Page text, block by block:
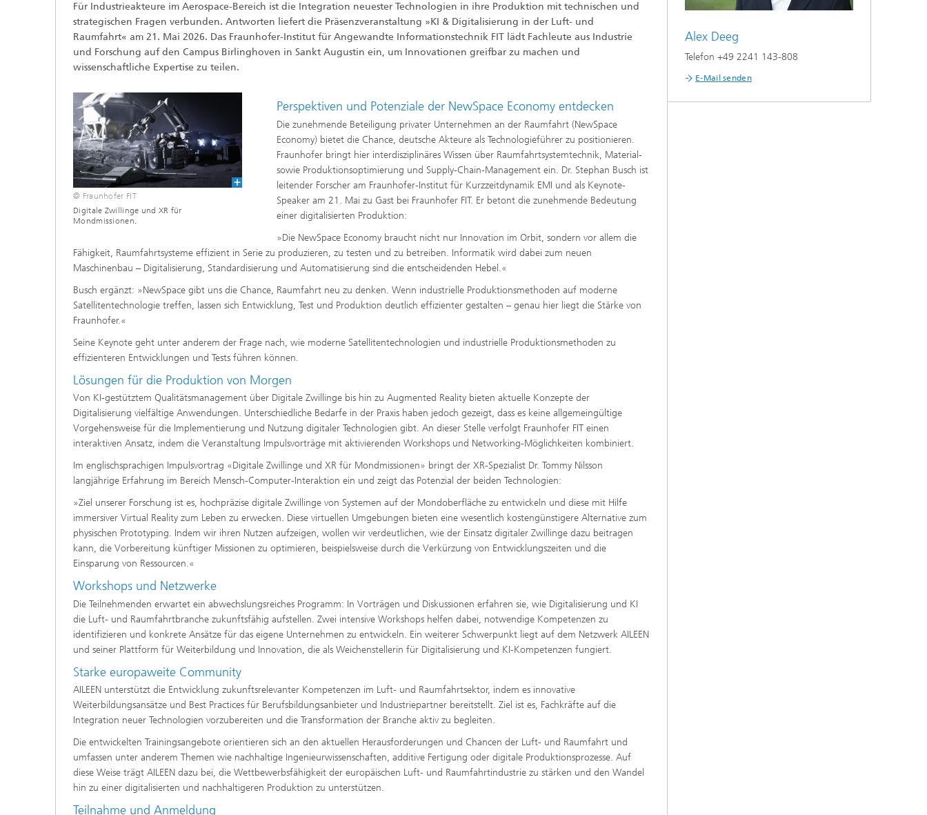
Für Industrieakteure im Aerospace-Bereich ist die Integration neuester Technologien in ihre Produktion mit technischen und
strategischen Fragen verbunden. Antworten liefert die Präsenzveranstaltung »KI & Digitalisierung in der Luft- und
Raumfahrt« am 21. Mai 2026. Das Fraunhofer-Institut für Angewandte Informationstechnik FIT lädt Fachleute aus Industrie
und Forschung auf den Campus Birlinghoven in Sankt Augustin ein, um Innovationen greifbar zu machen und
wissenschaftliche Expertise zu teilen.
© Fraunhofer FIT
Digitale Zwillinge und XR für
Mondmissionen.
Perspektiven und Potenziale der NewSpace Economy entdecken
Die zunehmende Beteiligung privater Unternehmen an der Raumfahrt (NewSpace
Economy) bietet die Chance, deutsche Akteure als Technologieführer zu positionieren.
Fraunhofer bringt hier interdisziplinäres Wissen über Raumfahrtsystemtechnik, Material-
sowie Produktionsoptimierung und Supply-Chain-Management ein. Dr. Stephan Busch ist
leitender Forscher am Fraunhofer-Institut für Kurzzeitdynamik EMI und als Keynote-
Speaker am 21. Mai zu Gast bei Fraunhofer FIT. Er betont die zunehmende Bedeutung
einer digitalisierten Produktion:
»Die NewSpace Economy braucht nicht nur Innovation im Orbit, sondern vor allem die
Fähigkeit, Raumfahrtsysteme effizient in Serie zu produzieren, zu testen und zu betreiben. Informatik wird dabei zum neuen
Maschinenbau – Digitalisierung, Standardisierung und Automatisierung sind die entscheidenden Hebel.«
Busch ergänzt: »NewSpace gibt uns die Chance, Raumfahrt neu zu denken. Wenn industrielle Produktionsmethoden auf moderne
Satellitentechnologie treffen, lassen sich Entwicklung, Test und Produktion deutlich effizienter gestalten – genau hier liegt die Stärke von
Fraunhofer.«
Seine Keynote geht unter anderem der Frage nach, wie moderne Satellitentechnologien und industrielle Produktionsmethoden zu
effizienteren Entwicklungen und Tests führen können.
Lösungen für die Produktion von Morgen
Von KI-gestütztem Qualitätsmanagement über Digitale Zwillinge bis hin zu Augmented Reality bieten aktuelle Konzepte der
Digitalisierung vielfältige Anwendungen. Unterschiedliche Bedarfe in der Praxis haben jedoch gezeigt, dass es keine allgemeingültige
Vorgehensweise für die Implementierung und Nutzung digitaler Technologien gibt. An dieser Stelle verfolgt Fraunhofer FIT einen
interaktiven Ansatz, indem die Veranstaltung Impulsvorträge mit aktivierenden Workshops und Networking-Möglichkeiten kombiniert.
Im englischsprachigen Impulsvortrag «Digitale Zwillinge und XR für Mondmissionen» bringt der XR-Spezialist Dr. Tommy Nilsson
langjährige Erfahrung im Bereich Mensch-Computer-Interaktion ein und zeigt das Potenzial der beiden Technologien:
»Ziel unserer Forschung ist es, hochpräzise digitale Zwillinge von Systemen auf der Mondoberfläche zu entwickeln und diese mit Hilfe
immersiver Virtual Reality zum Leben zu erwecken. Diese virtuellen Umgebungen bieten eine wesentlich kostengünstigere Alternative zum
physischen Prototyping. Indem wir ihren Nutzen aufzeigen, wollen wir verdeutlichen, wie der Einsatz digitaler Zwillinge dazu beitragen
kann, die Vorbereitung künftiger Missionen zu optimieren, beispielsweise durch die Verkürzung von Entwicklungszeiten und die
Einsparung von Ressourcen.«
Workshops und Netzwerke
Die Teilnehmenden erwartet ein abwechslungsreiches Programm: In Vorträgen und Diskussionen erfahren sie, wie Digitalisierung und KI
die Luft- und Raumfahrtbranche zukunftsfähig aufstellen. Zwei intensive Workshops helfen dabei, notwendige Kompetenzen zu
identifizieren und konkrete Ansätze für das eigene Unternehmen zu entwickeln. Ein weiterer Schwerpunkt liegt auf dem Netzwerk AILEEN
und seiner Plattform für Weiterbildung und Innovation, die als Weichenstellerin für Digitalisierung und KI-Kompetenzen fungiert.
Starke europaweite Community
AILEEN unterstützt die Entwicklung zukunftsrelevanter Kompetenzen im Luft- und Raumfahrtsektor, indem es innovative
Weiterbildungsansätze und Best Practices für Berufsbildungsanbieter und Industriepartner bereitstellt. Ziel ist es, Fachkräfte auf die
Integration neuer Technologien vorzubereiten und die Transformation der Branche aktiv zu begleiten.
Die entwickelten Trainingsangebote orientieren sich an den aktuellen Herausforderungen und Chancen der Luft- und Raumfahrt und
umfassen unter anderem Themen wie nachhaltige Ingenieurwissenschaften, additive Fertigung oder digitale Produktionsprozesse. Auf
diese Weise trägt AILEEN dazu bei, die Wettbewerbsfähigkeit der europäischen Luft- und Raumfahrtindustrie zu stärken und den Wandel
hin zu einer digitalisierten und nachhaltigeren Produktion zu unterstützen.
Teilnahme und Anmeldung
Alex Deeg
Telefon +49 2241 143-808
E-Mail senden